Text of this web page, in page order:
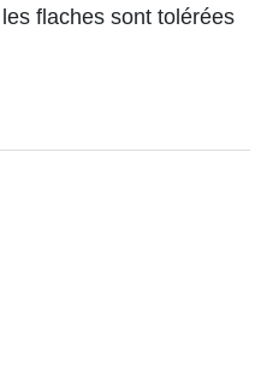
flaches sont tolérées